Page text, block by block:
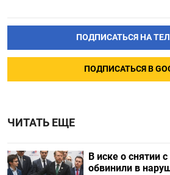
ПОДПИСАТЬСЯ НА
ПОДПИСАТЬСЯ В
ЧИТАТЬ ЕЩЕ
В иске о снятии
обвинили в